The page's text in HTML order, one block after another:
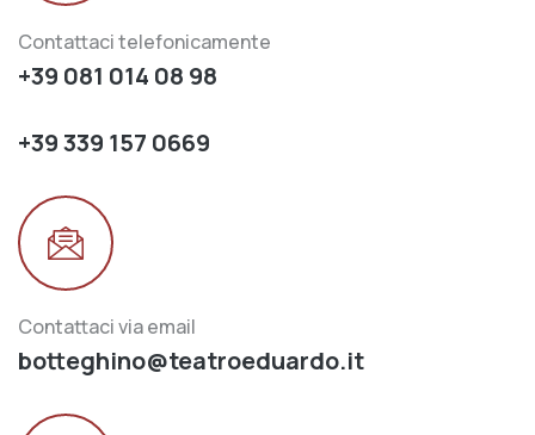
Contattaci telefonicamente
+39 081 014 08 98
+39 339 157 0669
Contattaci via email
botteghino@teatroeduardo.it